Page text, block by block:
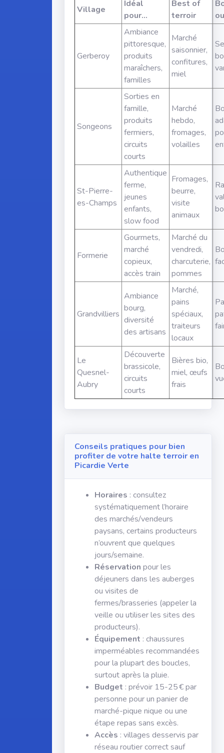
Village
Idéal
pour…
Best of
terroir
Gerberoy
Ambiance
pittoresque,
produits
maraîchers,
familles
Marché
saisonnier,
confitures,
miel
Songeons
Sorties en
famille,
produits
fermiers,
circuits
courts
Marché
hebdo,
fromages,
volailles
St-Pierre-
es-Champs
Authentique
ferme,
jeunes
enfants,
slow food
Fromages,
beurre,
visite
animaux
Formerie
Gourmets,
marché
copieux,
accès train
Marché du
vendredi,
charcuterie,
pommes
Grandvilliers
Ambiance
bourg,
diversité
des artisans
Marché,
pains
spéciaux,
traiteurs
locaux
Le
Quesnel-
Aubry
Découverte
brassicole,
circuits
courts
Bières bio,
miel, œufs
frais
Conseils pratiques pour bien
profiter de votre halte terroir en
Picardie Verte
Horaires : consultez
systématiquement l’horaire
des marchés/vendeurs
paysans, certains producteurs
n’ouvrent que quelques
jours/semaine.
Réservation pour les
déjeuners dans les auberges
ou visites de
fermes/brasseries (appeler la
veille ou utiliser les sites des
producteurs).
Équipement : chaussures
imperméables recommandées
pour la plupart des boucles,
surtout après la pluie.
Budget : prévoir 15-25 € par
personne pour un panier de
marché-pique nique ou une
étape repas sans excès.
Accès : villages desservis par
réseau routier correct sauf